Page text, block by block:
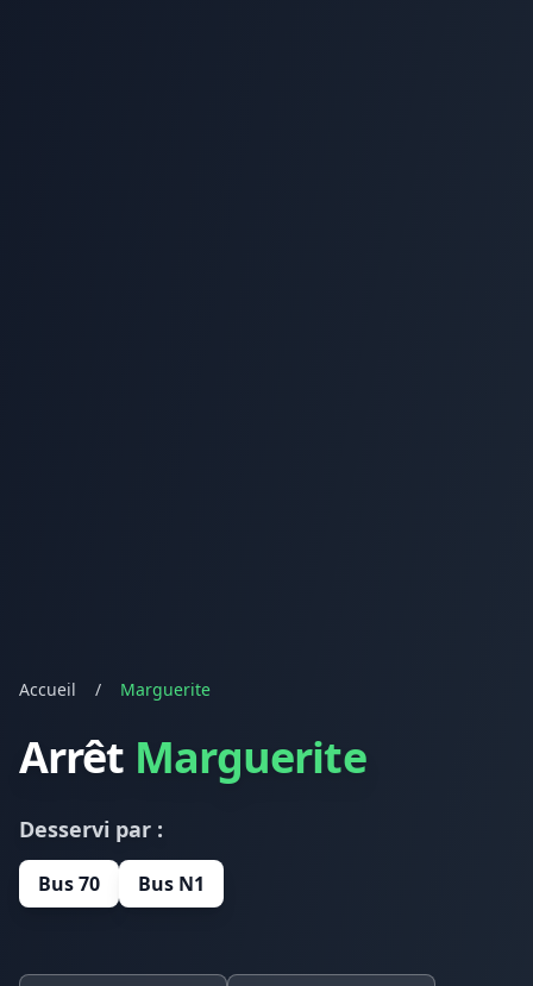
Accueil / Marguerite
Arrêt Marguerite
Desservi par :
Bus 70 Bus N1